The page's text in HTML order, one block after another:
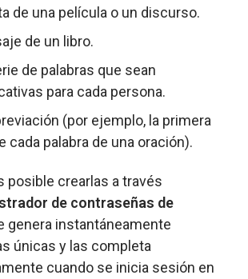
de una película o un discurso.
de un libro.
de palabras que sean
para cada persona.
(por ejemplo, la primera
cada palabra de una oración).
posible crearlas a través
de contraseñas de
genera instantáneamente
únicas y las completa
cuando se inicia sesión en